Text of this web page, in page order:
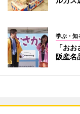
学ぶ・知
「お
阪産名